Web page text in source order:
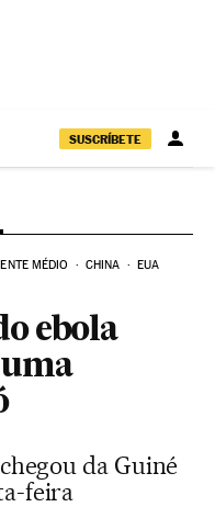
SUSCRÍBETE
MÉDIO CHINA EUA
ebola
da Guiné
feira